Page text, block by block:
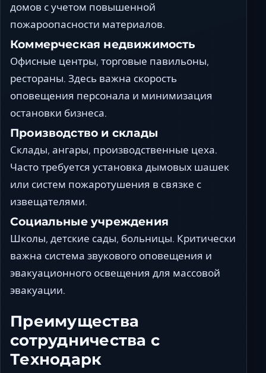
домов с учетом повышенной
пожароопасности материалов.
Коммерческая недвижимость
Офисные центры, торговые павильоны,
рестораны. Здесь важна скорость
оповещения персонала и минимизация
остановки бизнеса.
Производство и склады
Склады, ангары, производственные цеха.
Часто требуется установка дымовых шашек
или систем пожаротушения в связке с
извещателями.
Социальные учреждения
Школы, детские сады, больницы. Критически
важна система звукового оповещения и
эвакуационного освещения для массовой
эвакуации.
Преимущества
сотрудничества с
Технодарк